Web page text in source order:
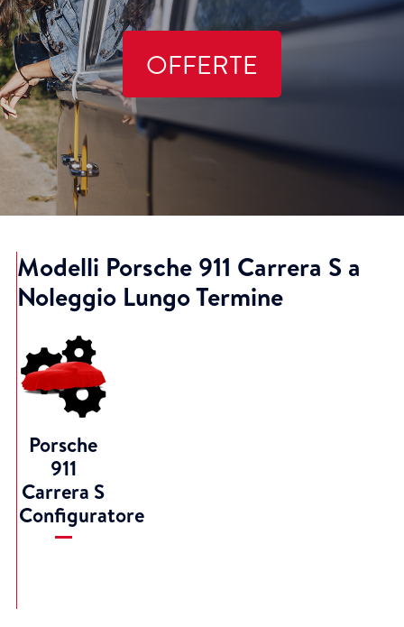
OFFERTE
Modelli Porsche 911 Carrera S a
Noleggio Lungo Termine
Porsche
911
Carrera S
Configuratore